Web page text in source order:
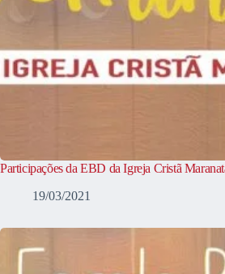
Participações da EBD da Igreja Cristã
19/03/2021